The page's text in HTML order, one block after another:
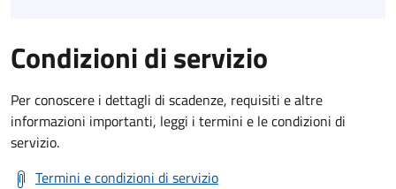
Condizioni di servizio
Per conoscere i dettagli di scadenze, requisiti e altre
informazioni importanti, leggi i termini e le condizioni di
servizio.
Termini e condizioni di servizio